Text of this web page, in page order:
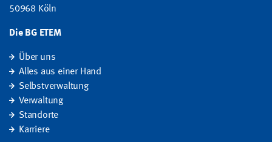
50968 Köln
Die BG ETEM
Über uns
Alles aus einer Hand
Selbstverwaltung
Verwaltung
Standorte
Karriere